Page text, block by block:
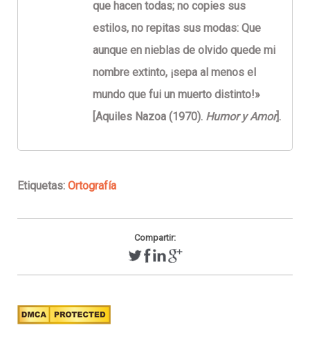
que hacen todas; no copies sus
estilos, no repitas sus modas: Que
aunque en nieblas de olvido quede mi
nombre extinto, ¡sepa al menos el
mundo que fui un muerto distinto!»
[Aquiles Nazoa (1970). Humor y Amor].
Etiquetas: Ortografía
Compartir: